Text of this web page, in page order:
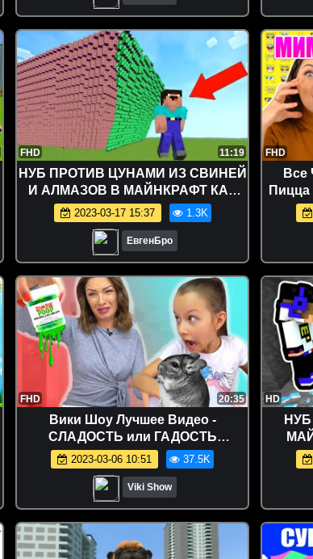
FHD 11:19
НУБ ПРОТИВ ЦУНАМИ ИЗ СВИНЕЙ
И АЛМАЗОВ В МАЙНКРАФТ КАК
ВЫЖИТЬ НУБУ MINECRAFT
ТРОЛЛИНГ ЛОВУШКА ЗАЩИТА
2023-03-17 15:37 1.3K
ЕвгенБро
FHD
Все
FHD 20:35
Вики Шоу Лучшее Видео -
СЛАДОСТЬ или ГАДОСТЬ
ЧЕЛЛЕНДЖ Интуиция Mistery Box
Switch up Challenge / Вики Шоу
2023-03-06 10:51 37.5K
Viki Show
HD